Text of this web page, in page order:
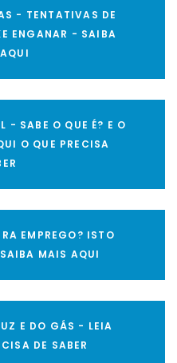
- TENTATIVAS DE
ENGANAR - SAIBA
- SABE O QUE É? E O
O QUE PRECISA
EMPREGO? ISTO
MAIS AQUI
E DO GÁS - LEIA
DE SABER